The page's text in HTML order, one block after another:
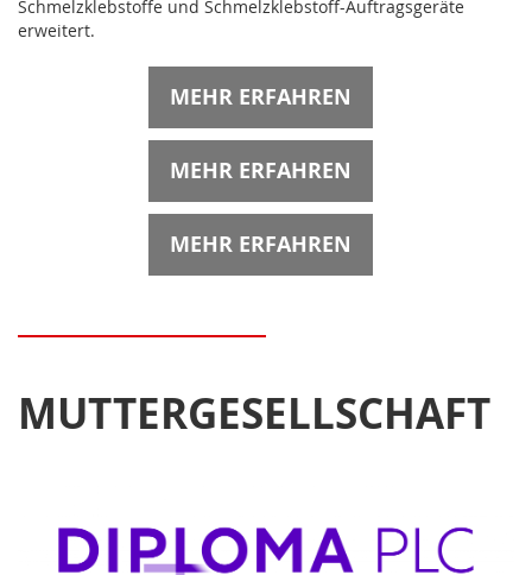
Schmelzklebstoffe und Schmelzklebstoff-Auftragsgeräte
erweitert.
MEHR ERFAHREN
MEHR ERFAHREN
MEHR ERFAHREN
MUTTERGESELLSCHAFT